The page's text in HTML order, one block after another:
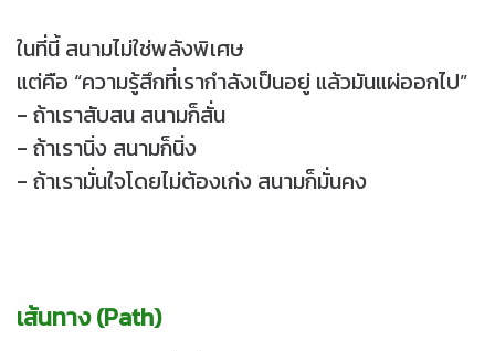
ในที่นี้ สนามไม่ใช่พลังพิเศษ
แต่คือ “ความรู้สึกที่เรากำลังเป็นอยู่ แล้วมันแผ่ออกไป”
- ถ้าเราสับสน สนามก็สั่น
- ถ้าเรานิ่ง สนามก็นิ่ง
- ถ้าเรามั่นใจโดยไม่ต้องเก่ง สนามก็มั่นคง
เส้นทาง (Path)